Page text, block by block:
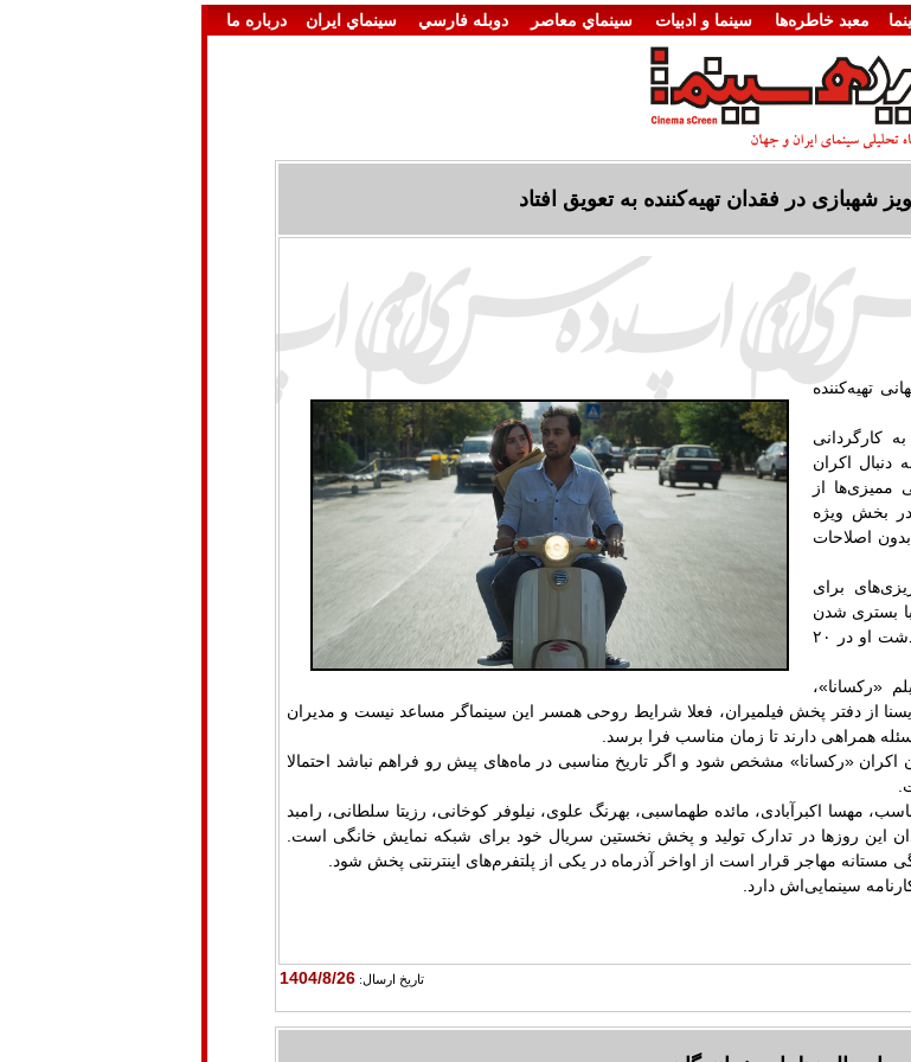
معبد خاطره‌ها سينما و ادبيات سينماي معاصر دوبله فارسي سينماي ايران درباره ما
شهبازی در فقدان تهیه‌کننده به تعویق افتاد
تهیه‌کننده
کارگردانی
اکران
ممیزی‌ها از
در بخش ویژه
اصلاحات
برای
با بستری شدن
او در
۲۰
«رکسانا»،
ایسنا از دفتر پخش فیلمیران، فعلا شرایط روحی همسر این سینماگر مساعد نیست و مدیران
همراهی دارند تا زمان مناسب فرا برسد.
اکران «رکسانا» مشخص شود و اگر تاریخ مناسبی در ماه‌های پیش رو فراهم نباشد احتمالا
.
مهسا اکبرآبادی، مائده طهماسبی، بهرنگ علوی، نیلوفر کوخانی، رزیتا سلطانی، رامبد
این روزها در تدارک تولید و پخش نخستین سریال خود برای شبکه نمایش خانگی است.
مستانه مهاجر قرار است از اواخر آذرماه در یکی از پلتفرم‌های اینترنتی پخش شود.
سینمایی‌اش دارد.
تاريخ ارسال: 1404/8/26